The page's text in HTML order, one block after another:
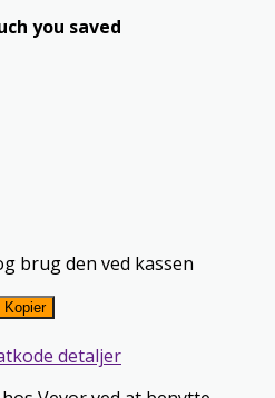
you saved
brug den ved kassen
Kopier
detaljer